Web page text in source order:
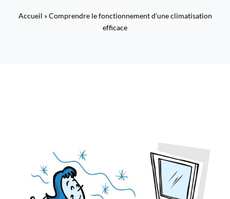
Accueil »Comprendre le fonctionnement d’une climatisation
efficace